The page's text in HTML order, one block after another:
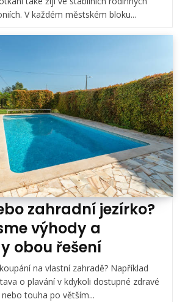
V každém městském bloku...
zahradní jezírko?
výhody a
obou řešení
na vlastní zahradě? Například
o plavání v kdykoli dostupné zdravé
touha po větším...